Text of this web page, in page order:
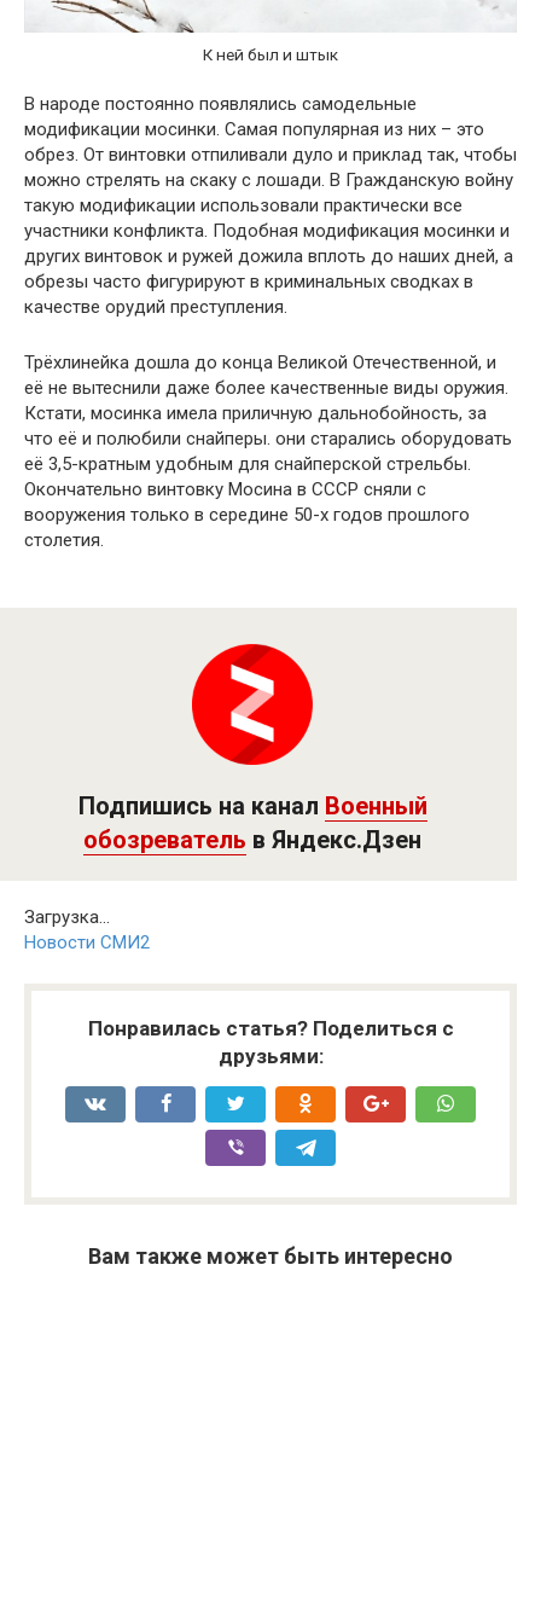
К ней был и штык
В народе постоянно появлялись самодельные
модификации мосинки. Самая популярная из них – это
обрез. От винтовки отпиливали дуло и приклад так, чтобы
можно стрелять на скаку с лошади. В Гражданскую войну
такую модификации использовали практически все
участники конфликта. Подобная модификация мосинки и
других винтовок и ружей дожила вплоть до наших дней, а
обрезы часто фигурируют в криминальных сводках в
качестве орудий преступления.
Трёхлинейка дошла до конца Великой Отечественной, и
её не вытеснили даже более качественные виды оружия.
Кстати, мосинка имела приличную дальнобойность, за
что её и полюбили снайперы. они старались оборудовать
её 3,5-кратным удобным для снайперской стрельбы.
Окончательно винтовку Мосина в СССР сняли с
вооружения только в середине 50-х годов прошлого
столетия.
Подпишись на канал Военный
обозреватель в Яндекс.Дзен
Загрузка...
Новости СМИ2
Понравилась статья? Поделиться с
друзьями:
Вам также может быть интересно